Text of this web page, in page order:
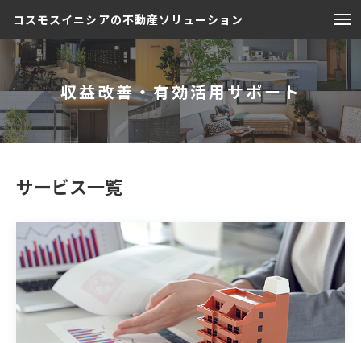
コスモスイニシアの不動産ソリューション
収益改善・有効活用サポート
サービス一覧